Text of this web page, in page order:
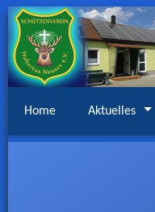
Home Aktuelles